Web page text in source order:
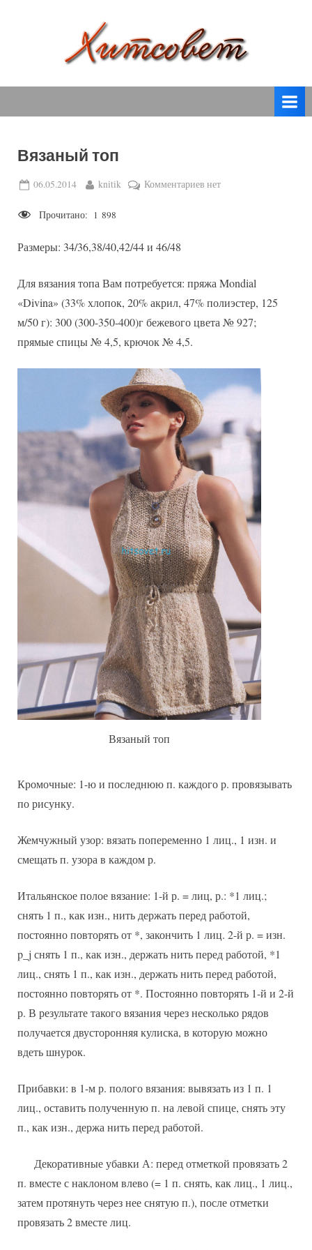
т
в
спицами,
крючком,
с
схемами.
Вязаный топ
Posted
06.05.2014 By
knitik Комментариевкнет
Прочитано: 1 898
Размеры: 34/36,38/40,42/44 и 46/48
Для вязания топа Вам потребуется: пряжа Mondial
«Divina» (33% хлопок, 20% акрил, 47% полиэстер, 125
м/50 г): 300 (300-350-400)г бежевого цвета № 927;
прямые спицы № 4,5, крючок № 4,5.
Вязаный топ
Кромочные: 1-ю и последнюю п. каждого р. провязывать
по рисунку.
Жемчужный узор: вязать попеременно 1 лиц., 1 изн. и
смещать п. узора в каждом р.
Итальянское полое вязание: 1-й р. = лиц, р.: *1 лиц.;
снять 1 п., как изн., нить держать перед работой,
постоянно повторять от *, закончить 1 лиц. 2-й р. = изн.
p_j снять 1 п., как изн., держать нить перед работой, *1
лиц., снять 1 п., как изн., держать нить перед работой,
постоянно повторять от *. Постоянно повторять 1-й и 2-й
р. В результате такого вязания через несколько рядов
получается двусторонняя кулиска, в которую можно
вдеть шнурок.
Прибавки: в 1-м р. полого вязания: вывязать из 1 п. 1
лиц., оставить полученную п. на левой спице, снять эту
п., как изн., держа нить перед работой.
Декоративные убавки А: перед отметкой провязать 2
п. вместе с наклоном влево (= 1 п. снять, как лиц., 1 лиц.,
затем протянуть через нее снятую п.), после отметки
провязать 2 вместе лиц.